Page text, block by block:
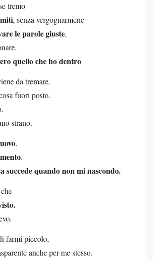
tremo
, senza vergognarmene
le parole giuste,
quello che ho dentro
da tremare.
fuori posto.
strano.
.
.
succede quando non mi nascondo.
farmi piccolo,
anche per me stesso.